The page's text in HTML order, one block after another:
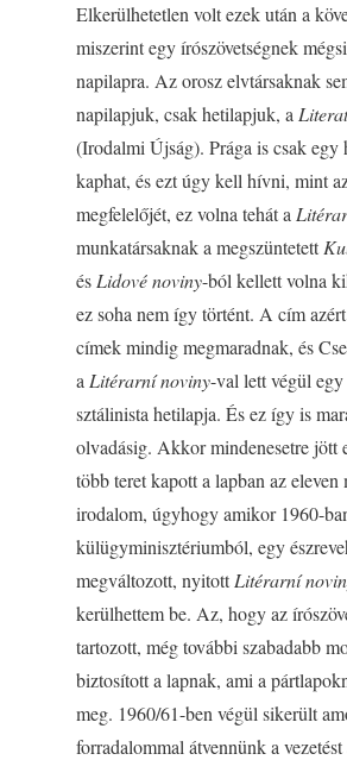
Elkerülhetetlen volt ezek után a
miszerint egy írószövetségnek
napilapra. Az orosz elvtársaknak
napilapjuk, csak hetilapjuk, a
(Irodalmi Újság). Prága is csak egy
kaphat, és ezt úgy kell hívni, mint
megfelelőjét, ez volna tehát a
munkatársaknak a megszüntetett
és Lidové noviny-ból kellett volna
ez soha nem így történt. A cím
címek mindig megmaradnak, és
a Litérarní noviny-val lett végül
sztálinista hetilapja. És ez így is
olvadásig. Akkor mindenesetre jött
több teret kapott a lapban az eleven
irodalom, úgyhogy amikor 1960-
külügyminisztériumból, egy
megváltozott, nyitottLitérarní
kerülhettem be. Az, hogy az
tartozott, még további szabadabb
biztosított a lapnak, ami a
meg. 1960/61-ben végül sikerült
forradalommal átvennünk a vezetést